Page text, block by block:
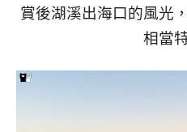
賞後湖溪出海口的風光
相當